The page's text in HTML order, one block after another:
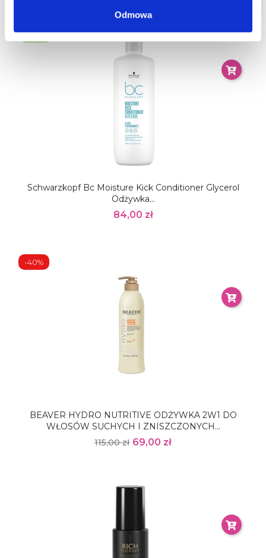
Odmowa
Schwarzkopf Bc Moisture Kick Conditioner Glycerol
Odżywka...
84,00 zł
Nowy
BEAVER HYDRO NUTRITIVE ODŻYWKA 2W1 DO
WŁOSÓW SUCHYCH I ZNISZCZONYCH...
115,00 zł 69,00 zł
-40%